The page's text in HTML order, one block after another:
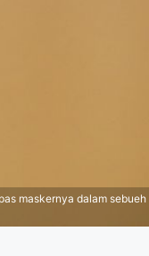
maskernya dalam